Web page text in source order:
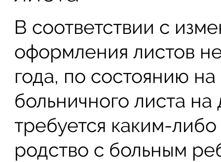
В соответствии с
оформления листов
года, по состоянию на
больничного листа
требуется каким-
родство с больным